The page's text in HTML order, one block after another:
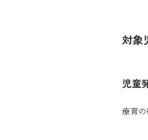
対象
児童
療育